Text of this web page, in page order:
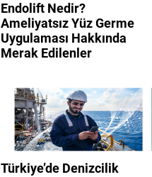
Endolift Nedir?
Ameliyatsız Yüz Germe
Uygulaması Hakkında
Merak Edilenler
Türkiye’de Denizcilik